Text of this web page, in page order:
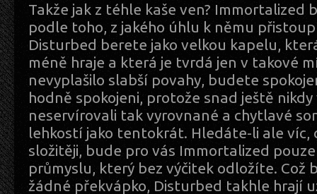
Takže jak z téhle kaše ven? Immortalized
podle toho, z jakého úhlu k němu
Disturbed berete jako velkou kapelu,
méně hraje a která je tvrdá jen v takové
nevyplašilo slabší povahy, budete
hodně spokojeni, protože snad ještě
neservírovali tak vyrovnané a chytlavé
lehkostí jako tentokrát. Hledáte-li ale víc,
složitěji, bude pro vás Immortalized
průmyslu, který bez výčitek odložíte. Což
žádné překvápko, Disturbed takhle hrají